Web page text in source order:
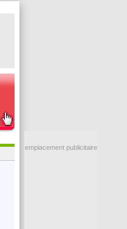
emplacement publicitaire